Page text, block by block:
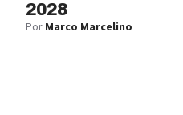
2028
Por Marco Marcelino